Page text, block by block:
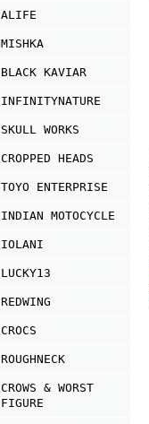
ALIFE
MISHKA
BLACK KAVIAR
INFINITYNATURE
SKULL WORKS
CROPPED HEADS
TOYO ENTERPRISE
INDIAN MOTOCYCLE
IOLANI
LUCKY13
REDWING
CROCS
ROUGHNECK
CROWS & WORST
FIGURE